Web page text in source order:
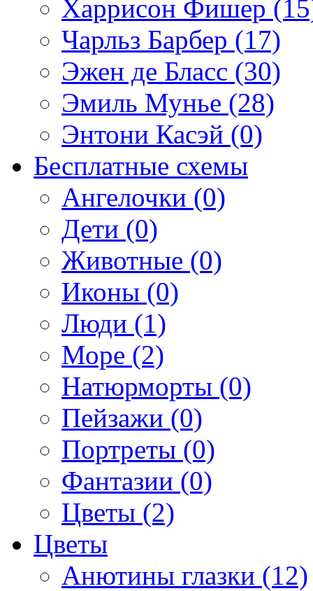
Харрисон Фишер
Чарльз Барбер (17)
Эжен де Бласс (30)
Эмиль Мунье (28)
Энтони Касэй (0)
Бесплатные схемы
Ангелочки (0)
Дети (0)
Животные (0)
Иконы (0)
Люди (1)
Море (2)
Натюрморты (0)
Пейзажи (0)
Портреты (0)
Фантазии (0)
Цветы (2)
Цветы
Анютины глазки (12)